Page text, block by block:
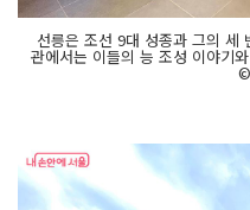
선릉은 조선 9대 성종과 그의 세
관에서는 이들의 능 조성 이야기